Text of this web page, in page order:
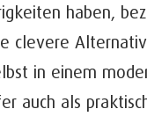
haben,
clevere
in einem
auch als